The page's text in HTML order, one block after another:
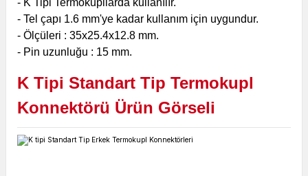
- K Tipi Termokupllarda kullanılır.
- Tel çapı 1.6 mm'ye kadar kullanım için uygundur.
- Ölçüleri : 35x25.4x12.8 mm.
- Pin uzunluğu : 15 mm.
K Tipi Standart Tip Termokupl
Konnektörü Ürün Görseli